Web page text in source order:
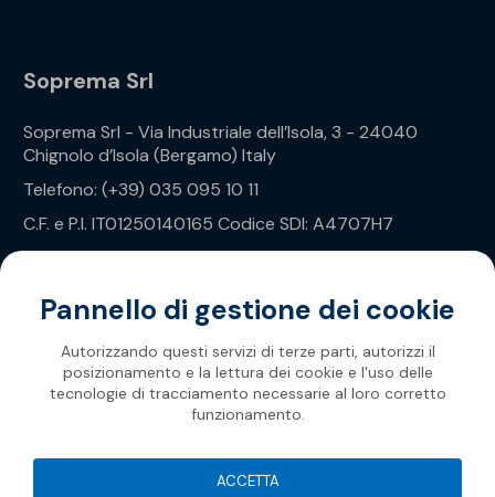
Soprema Srl
Soprema Srl - Via Industriale dell’Isola, 3 - 24040
Chignolo d’Isola (Bergamo) Italy
Telefono: (+39) 035 095 10 11
C.F. e P.I. IT01250140165 Codice SDI: A4707H7
Privacy Policy
Soprema 2026
Pannello di gestione dei cookie
Autorizzando questi servizi di terze parti, autorizzi il
posizionamento e la lettura dei cookie e l'uso delle
tecnologie di tracciamento necessarie al loro corretto
funzionamento.
ACCETTA